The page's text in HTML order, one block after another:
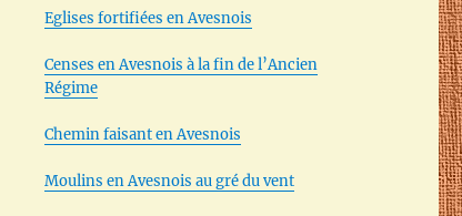
Eglises fortifiées en Avesnois
Censes en Avesnois à la fin de l’Ancien
Régime
Chemin faisant en Avesnois
Moulins en Avesnois au gré du vent